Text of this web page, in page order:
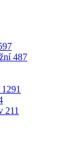
487
211